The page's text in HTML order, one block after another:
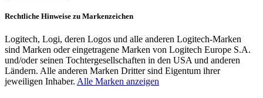
Rechtliche Hinweise zu Markenzeichen
Logitech, Logi, deren Logos und alle anderen Logitech-Marken
sind Marken oder eingetragene Marken von Logitech Europe S.A.
und/oder seinen Tochtergesellschaften in den USA und anderen
Ländern. Alle anderen Marken Dritter sind Eigentum ihrer
jeweiligen Inhaber. Alle Marken anzeigen